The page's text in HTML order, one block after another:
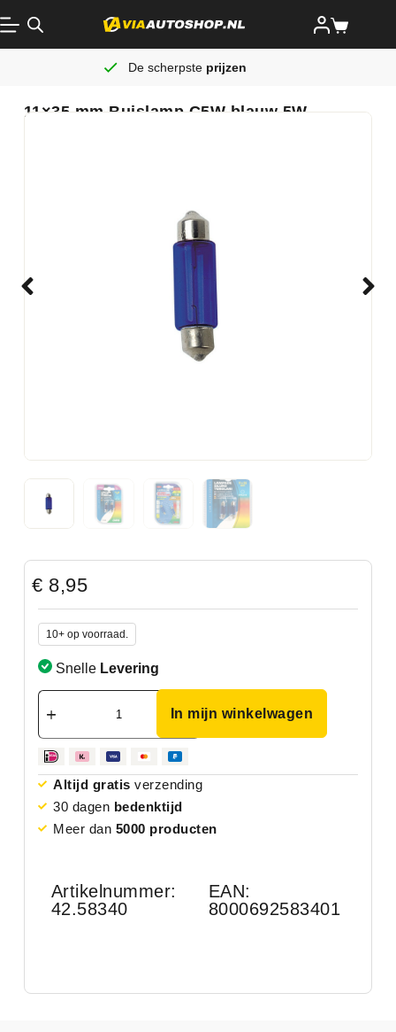
De scherpste prijzen
11×35 mm Buislamp C5W blauw 5W
€ 8,95
10+ op voorraad.
Snelle Levering
In mijn winkelwagen
Altijd gratis verzending
30 dagen bedenktijd
Meer dan 5000 producten
Artikelnummer:
42.58340
EAN:
8000692583401